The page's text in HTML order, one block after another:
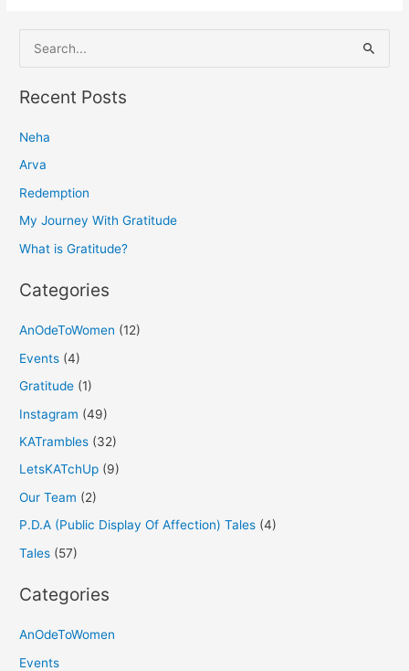
e
a
c
h
f
o
Recent Posts
Neha
Arva
Redemption
My Journey With Gratitude
What is Gratitude?
Categories
AnOdeToWomen (12)
Events (4)
Gratitude (1)
Instagram (49)
KATrambles (32)
LetsKATchUp (9)
Our Team (2)
P.D.A (Public Display Of Affection) Tales (4)
Tales (57)
Categories
AnOdeToWomen
Events